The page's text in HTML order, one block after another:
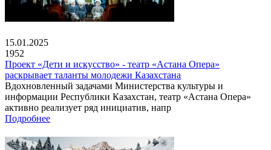
15.01.2025
1952
Проект «Дети и искусство» - театр «Астана Опера»
раскрывает таланты молодежи Казахстана
Вдохновленный задачами Министерства культуры и
информации Республики Казахстан, театр «Астана Опера»
активно реализует ряд инициатив, напр
Подробнее